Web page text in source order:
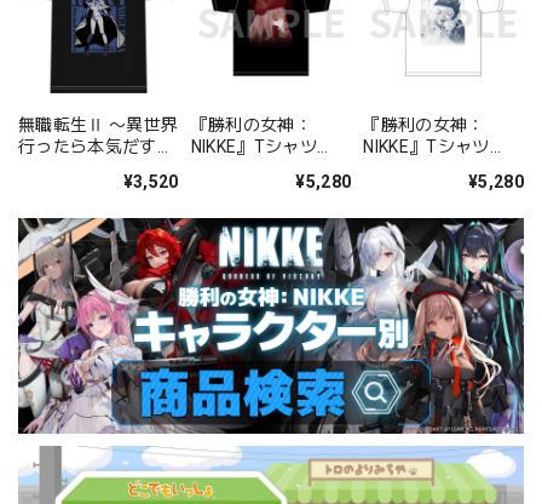
無職転生Ⅱ 〜異世界
行ったら本気だす〜
ー・ミグルディア］
M/L/XLサイズ
¥3,520
『勝利の女神：
NIKKE』Tシャツ
¥5,280
『勝利の女神：
NIKKE』Tシャツ
¥5,280